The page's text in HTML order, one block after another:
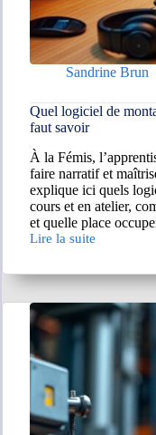
Sandrine Brun
Quel logiciel de
faut savoir
À la Fémis,
faire narratif et
explique ici quels
cours et en atelier,
et quelle place
Lire la suite
Quel
de
on
utilise
la
Fémis
Ce
qu’il
faut